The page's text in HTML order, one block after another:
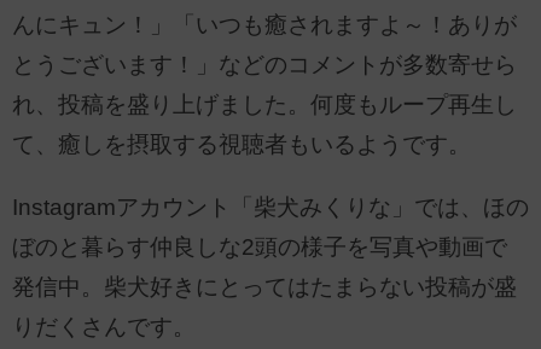
んにキュン！」「いつも癒されますよ～！ありが
とうございます！」などのコメントが多数寄せら
れ、投稿を盛り上げました。何度もループ再生し
て、癒しを摂取する視聴者もいるようです。
Instagramアカウント「柴犬みくりな」では、ほの
ぼのと暮らす仲良しな2頭の様子を写真や動画で
発信中。柴犬好きにとってはたまらない投稿が盛
りだくさんです。